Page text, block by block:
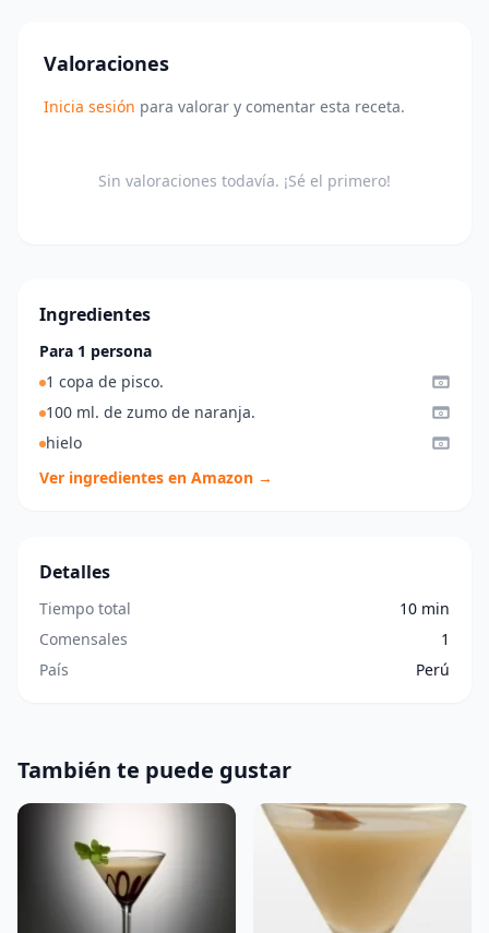
Valoraciones
Inicia sesión para valorar y comentar esta receta.
Sin valoraciones todavía. ¡Sé el primero!
Ingredientes
Para 1 persona
1 copa de pisco.
100 ml. de zumo de naranja.
hielo
Ver ingredientes en Amazon →
Detalles
Tiempo total
10 min
Comensales
1
País
Perú
También te puede gustar